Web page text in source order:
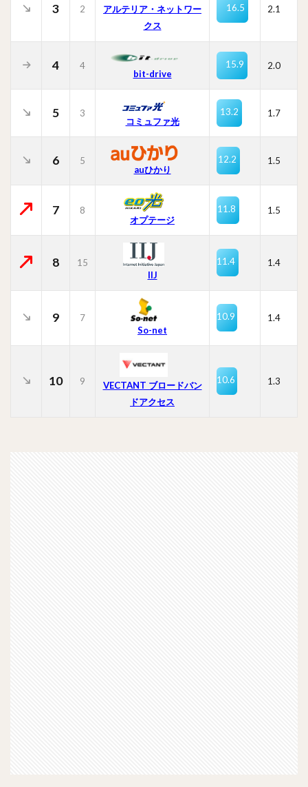
3 2
アルテリア・ネットワー
クス
16.5 2.1
4 4
bit-drive
15.9 2.0
5 3
コミュファ光
13.2 1.7
6
5
auひかり
12.2 1.5
7
8
オプテージ
11.8 1.5
8
15
IIJ
11.4 1.4
9
7
So-net
10.9 1.4
10 9
VECTANT ブロードバン
ドアクセス
10.6 1.3